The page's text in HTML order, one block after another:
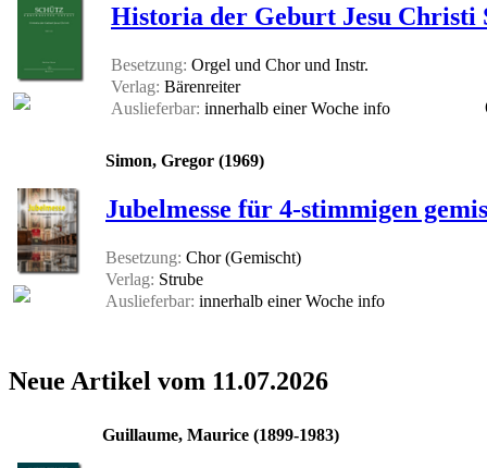
Historia der Geburt Jesu
Besetzung: Orgel und Chor und Instr.
Verlag: Bärenreiter
Auslieferbar: innerhalb einer Woche info
Simon, Gregor (1969)
Jubelmesse für 4-stimmigen
Besetzung: Chor (Gemischt)
Verlag: Strube
Auslieferbar: innerhalb einer Woche info
Neue Artikel vom 11.07.2026
Guillaume, Maurice (1899-1983)